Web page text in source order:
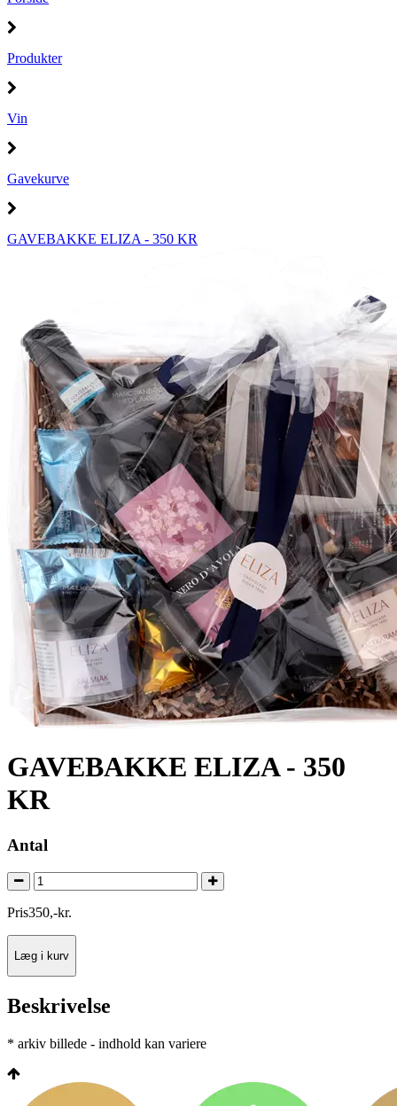
Produkter
Vin
Gavekurve
GAVEBAKKE ELIZA - 350 KR
GAVEBAKKE ELIZA - 350
KR
Antal
Pris350,-kr.
Læg i kurv
Beskrivelse
* arkiv billede - indhold kan variere